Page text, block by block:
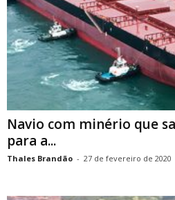
Navio com minério que
para a...
Thales Brandão - 27 de fevereiro de 2020